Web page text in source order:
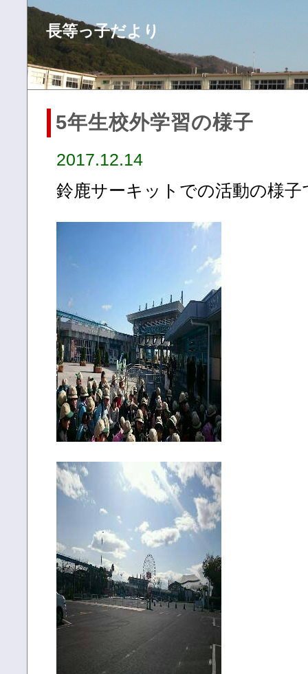
長等っ子だより
5年生校外学習の様子
2017.12.14
鈴鹿サーキットでの活動の様子